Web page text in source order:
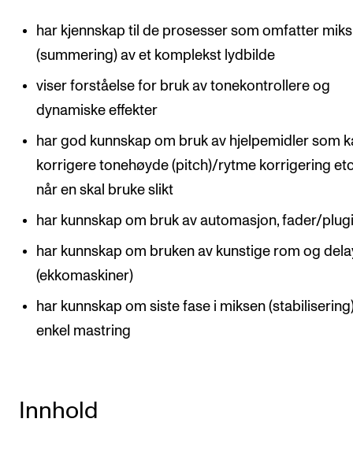
Kontakt oss
For ansatte og studenter
har kjennskap til de prosesser som omfatter
(summering) av et komplekst lydbilde
viser forståelse for bruk av tonekontrollere og
dynamiske effekter
har god kunnskap om bruk av hjelpemidler som
korrigere tonehøyde (pitch)/rytme korrigering
når en skal bruke slikt
har kunnskap om bruk av automasjon, fader/
har kunnskap om bruken av kunstige rom og
(ekkomaskiner)
har kunnskap om siste fase i miksen
enkel mastring
Innhold